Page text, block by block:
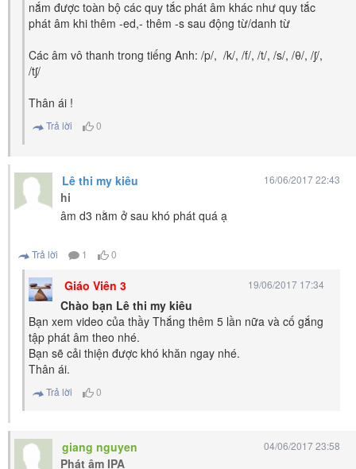
nắm được toàn bộ các quy tắc phát âm khác như quy tắc
phát âm khi thêm -ed,- thêm -s sau động từ/danh từ
Các âm vô thanh trong tiếng Anh: /p/, /k/, /f/, /t/, /s/, /θ/, /ʃ/,
/tʃ/
Thân ái !
Trả lời 0
Lê thi my kiêu 16/06/2017 22:43
hi
âm d3 nằm ở sau khó phát quá ạ
Trả lời 1 0
Giáo Viên 3 19/06/2017 17:34
Chào bạn Lê thi my kiêu
Bạn xem video của thầy Thắng thêm 5 lần nữa và cố gắng
tập phát âm theo nhé.
Bạn sẽ cải thiện được khó khăn ngay nhé.
Thân ái.
Trả lời 0
giang nguyen 04/06/2017 23:58
Phát âm IPA